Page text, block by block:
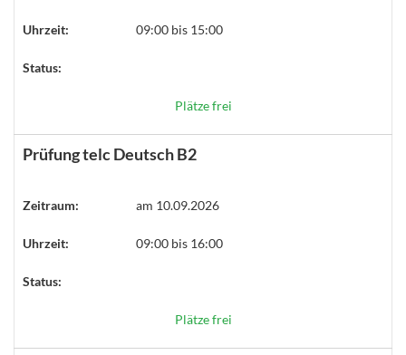
Uhrzeit: 09:00 bis 15:00
Status:
Plätze frei
Prüfung telc Deutsch B2
Zeitraum: am 10.09.2026
Uhrzeit: 09:00 bis 16:00
Status:
Plätze frei